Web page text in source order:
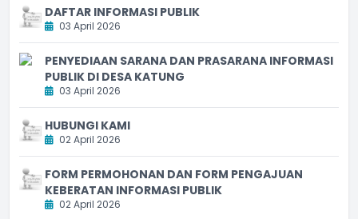
DAFTAR INFORMASI PUBLIK
03 April 2026
PENYEDIAAN SARANA DAN PRASARANA INFORMASI
PUBLIK DI DESA KATUNG
03 April 2026
HUBUNGI KAMI
02 April 2026
FORM PERMOHONAN DAN FORM PENGAJUAN
KEBERATAN INFORMASI PUBLIK
02 April 2026